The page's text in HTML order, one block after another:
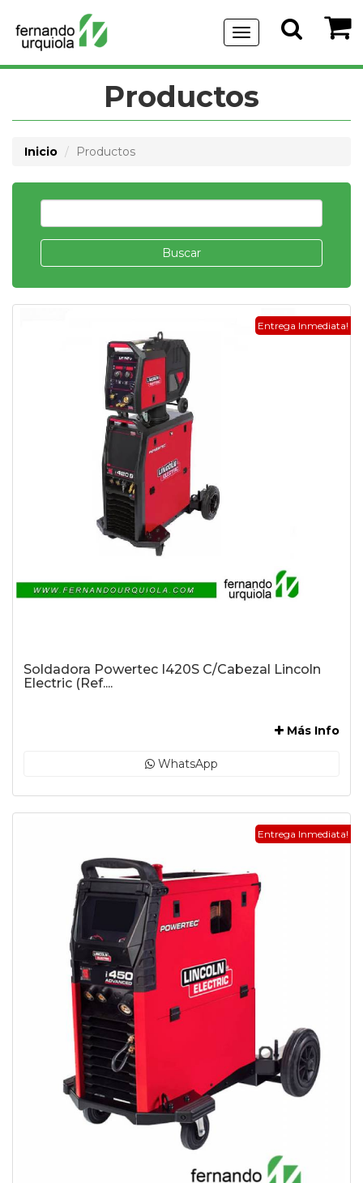
Menu
de
Navegación
Productos
Inicio Productos
Buscar
Entrega Inmediata!
Soldadora Powertec I420S C/Cabezal Lincoln
Electric (Ref....
Más Info
WhatsApp
Entrega Inmediata!